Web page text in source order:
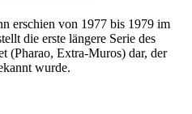
erschien von 1977 bis 1979 im
die erste längere Serie des
(Pharao, Extra-Muros) dar, der
wurde.